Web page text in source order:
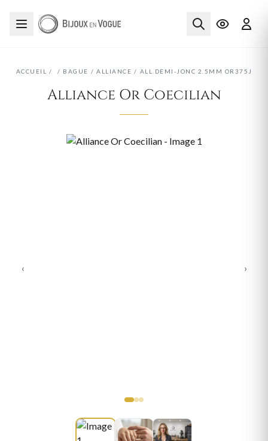
ACCUEIL / / BAGUE / ALLIANCE / ALL.DEMI-JONC 2.5MM OR375J
Alliance Or Coecilian
‹ ›